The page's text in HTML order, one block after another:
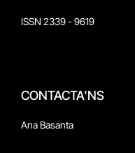
ISSN 2339 - 9619
CONTACTA'NS
Ana Basanta